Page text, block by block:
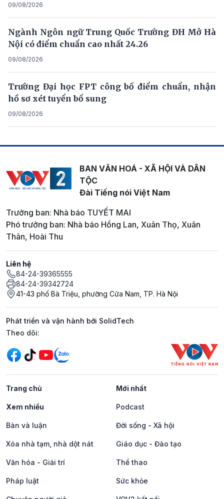
09/08/2026
Ngành Ngôn ngữ Trung Quốc Trường ĐH Mở Hà
Nội có điểm chuẩn cao nhất 24.26
09/08/2026
Trường Đại học FPT công bố điểm chuẩn, nhận
hồ sơ xét tuyển bổ sung
09/08/2026
BAN VĂN HOÁ - XÃ HỘI VÀ DÂN
TỘC
Đài Tiếng nói Việt Nam
Trưởng ban: Nhà báo TUYẾT MAI
Phó trưởng ban: Nhà báo Hồng Lan, Xuân Thọ, Xuân
Thân, Hoài Thu
Liên hệ
84-24-39365555
84-24-39342724
41-43 phố Bà Triệu, phường Cửa Nam, TP. Hà Nội
Phát triển và vận hành bởi SolidTech
Mạng xã hội
Theo dõi:
Trang chủ Mới nhất
Xem nhiều Podcast
Bàn và luận Đời sống - Xã hội
Xóa nhà tạm, nhà dột nát Giáo dục - Đào tạo
Văn hóa - Giải trí Thể thao
Pháp luật Sức khỏe